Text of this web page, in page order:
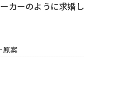
ード
合わせ
カーのように求婚し
原案